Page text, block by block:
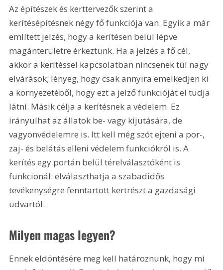
Az építészek és kerttervezők szerint a
kerítésépítésnek négy fő funkciója van. Egyik a már
említett jelzés, hogy a kerítésen belül lépve
magánterületre érkeztünk. Ha a jelzés a fő cél,
akkor a kerítéssel kapcsolatban nincsenek túl nagy
elvárások; lényeg, hogy csak annyira emelkedjen ki
a környezetéből, hogy ezt a jelző funkcióját el tudja
látni. Másik célja a kerítésnek a védelem. Ez
irányulhat az állatok be- vagy kijutására, de
vagyonvédelemre is. Itt kell még szót ejteni a por-,
zaj- és belátás elleni védelem funkciókról is. A
kerítés egy portán belül térelválasztóként is
funkcionál: elválaszthatja a szabadidős
tevékenységre fenntartott kertrészt a gazdasági
udvartól.
Milyen magas legyen?
Ennek eldöntésére meg kell határoznunk, hogy mi